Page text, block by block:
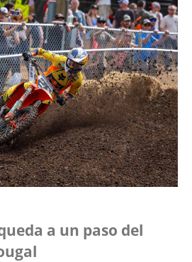
a un paso del